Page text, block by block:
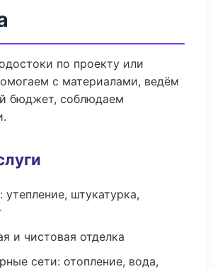
по проекту или
с материалами, ведём
бюджет, соблюдаем
штукатурка,
и чистовая отделка
сети: отопление, вода,